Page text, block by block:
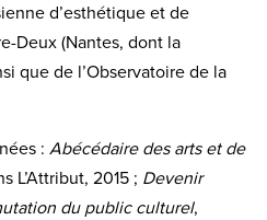
d’esthétique et de
Deux (Nantes, dont la
que de l’Observatoire de la
: Abécédaire des arts et de
L’Attribut, 2015 ; Devenir
du public culturel,